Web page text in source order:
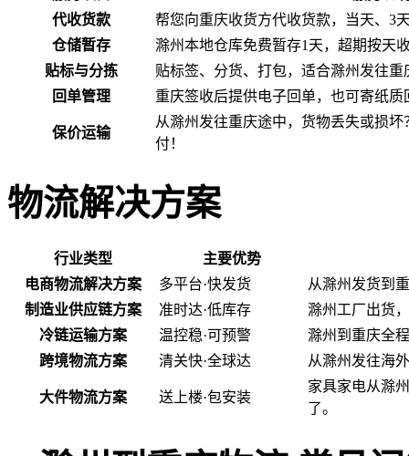
代收货款
帮您向重庆收货方代收货款，当天、3
仓储暂存
滁州本地仓库免费暂存1天，超期按天
贴标与分拣
贴标签、分货、打包，适合滁州发往
回单管理
重庆签收后提供电子回单，也可寄纸质
保价运输
从滁州发往重庆途中，货物丢失或损
付！
物流解决方案
行业类型
主要优势
电商物流解决方案
多平台·快发货
从滁州发货到
制造业供应链方案
准时达·低库存
滁州工厂出货
冷链运输方案
温控稳·可预警
滁州到重庆全
跨境物流方案
清关快·全球达 从滁州发往海
大件物流方案 送上楼·包安装
家具家电从滁
了。